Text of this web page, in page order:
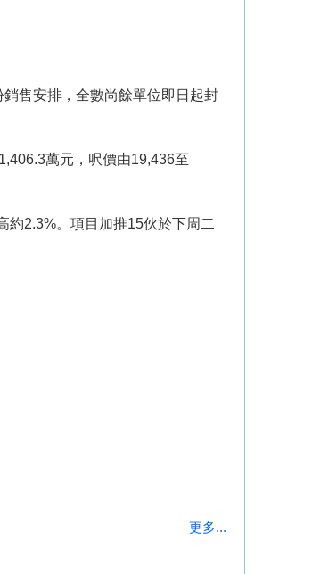
售安排，全數尚餘單位即日起封
萬元，呎價由19,436至
約2.3%。項目加推15伙於下周二
更多...